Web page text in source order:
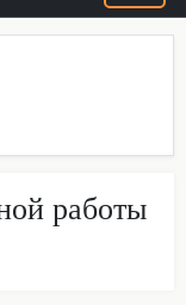
работы